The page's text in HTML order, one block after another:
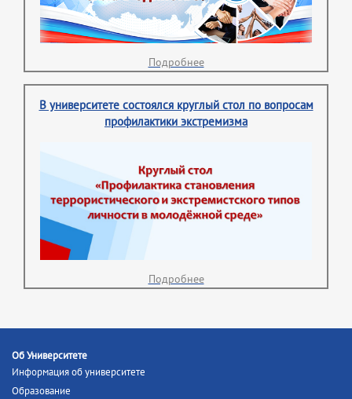
Подробнее
В университете состоялся круглый стол по вопросам
профилактики экстремизма
Подробнее
Об Университете
Информация об университете
Образование